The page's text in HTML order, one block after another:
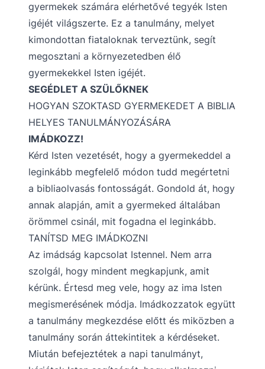
gyermekek számára elérhetővé tegyék Isten
igéjét világszerte. Ez a tanulmány, melyet
kimondottan fiataloknak terveztünk, segít
megosztani a környezetedben élő
gyermekekkel Isten igéjét.
SEGÉDLET A SZÜLŐKNEK
HOGYAN SZOKTASD GYERMEKEDET A BIBLIA
HELYES TANULMÁNYOZÁSÁRA
IMÁDKOZZ!
Kérd Isten vezetését, hogy a gyermekeddel a
leginkább megfelelő módon tudd megértetni
a bibliaolvasás fontosságát. Gondold át, hogy
annak alapján, amit a gyermeked általában
örömmel csinál, mit fogadna el leginkább.
TANÍTSD MEG IMÁDKOZNI
Az imádság kapcsolat Istennel. Nem arra
szolgál, hogy mindent megkapjunk, amit
kérünk. Értesd meg vele, hogy az ima Isten
megismerésének módja. Imádkozzatok együtt
a tanulmány megkezdése előtt és miközben a
tanulmány során áttekintitek a kérdéseket.
Miután befejeztétek a napi tanulmányt,